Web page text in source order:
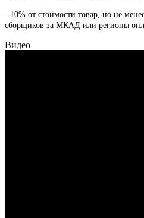
- 10% от стоимости товар, но не
сборщиков за МКАД или регионы
Видео